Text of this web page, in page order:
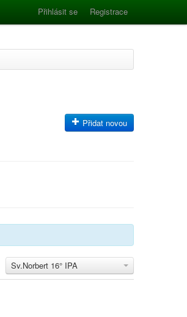
Přihlásit se Registrace
Přidat novou
Sv.Norbert 16° IPA